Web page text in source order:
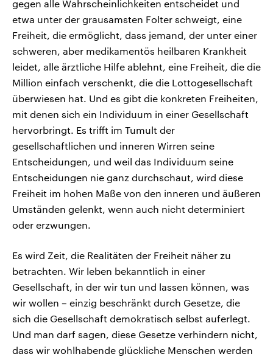
gegen alle Wahrscheinlichkeiten entscheidet und
etwa unter der grausamsten Folter schweigt, eine
Freiheit, die ermöglicht, dass jemand, der unter einer
schweren, aber medikamentös heilbaren Krankheit
leidet, alle ärztliche Hilfe ablehnt, eine Freiheit, die die
Million einfach verschenkt, die die Lottogesellschaft
überwiesen hat. Und es gibt die konkreten Freiheiten,
mit denen sich ein Individuum in einer Gesellschaft
hervorbringt. Es trifft im Tumult der
gesellschaftlichen und inneren Wirren seine
Entscheidungen, und weil das Individuum seine
Entscheidungen nie ganz durchschaut, wird diese
Freiheit im hohen Maße von den inneren und äußeren
Umständen gelenkt, wenn auch nicht determiniert
oder erzwungen.
Es wird Zeit, die Realitäten der Freiheit näher zu
betrachten. Wir leben bekanntlich in einer
Gesellschaft, in der wir tun und lassen können, was
wir wollen – einzig beschränkt durch Gesetze, die
sich die Gesellschaft demokratisch selbst auferlegt.
Und man darf sagen, diese Gesetze verhindern nicht,
dass wir wohlhabende glückliche Menschen werden